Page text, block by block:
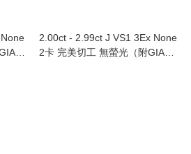
證
2.00ct - 2.99ct J VS1 3Ex None
2卡 完美切工 無螢光（附GIA證